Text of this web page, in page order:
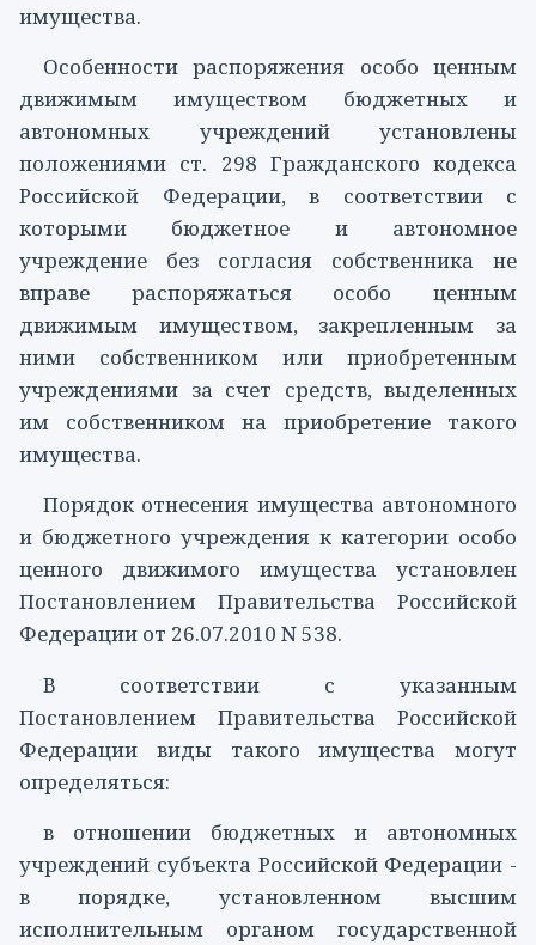
имущества.
Особенности распоряжения особо ценным
движимым имуществом бюджетных и
автономных учреждений установлены
положениями ст. 298 Гражданского кодекса
Российской Федерации, в соответствии с
которыми бюджетное и автономное
учреждение без согласия собственника не
вправе распоряжаться особо ценным
движимым имуществом, закрепленным за
ними собственником или приобретенным
учреждениями за счет средств, выделенных
им собственником на приобретение такого
имущества.
Порядок отнесения имущества автономного
и бюджетного учреждения к категории особо
ценного движимого имущества установлен
Постановлением Правительства Российской
Федерации от 26.07.2010 N 538.
В соответствии с указанным
Постановлением Правительства Российской
Федерации виды такого имущества могут
определяться:
в отношении бюджетных и автономных
учреждений субъекта Российской Федерации -
в порядке, установленном высшим
исполнительным органом государственной